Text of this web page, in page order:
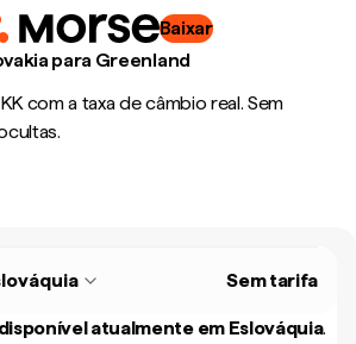
Baixar
para Greenland
com a taxa de câmbio real. Sem
Sem tarifa
atualmente em Eslováquia.